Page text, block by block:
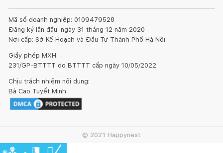
Mã số doanh nghiệp: 0109479528
Đăng ký lần đầu: ngày 31 tháng 12 năm 2020
Nơi cấp: Sở Kế Hoạch và Đầu Tư Thành Phố Hà Nội
Giấy phép MXH:
231/GP-BTTTT do BTTTT cấp ngày 10/05/2022
Chịu trách nhiệm nội dung:
Bà Cao Tuyết Minh
© 2021 Happynest